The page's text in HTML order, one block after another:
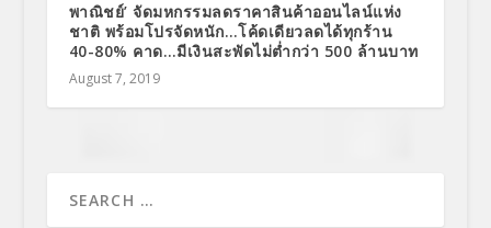
พาณิชย์’ จัดมหกรรมลดราคาสินค้าออนไลน์แห่ง
ชาติ พร้อมโปรจัดหนัก…โค้ดเดียวลดได้ทุกร้าน
40-80% คาด…มีเงินสะพัดไม่ต่ำกว่า 500 ล้านบาท
August 7, 2019